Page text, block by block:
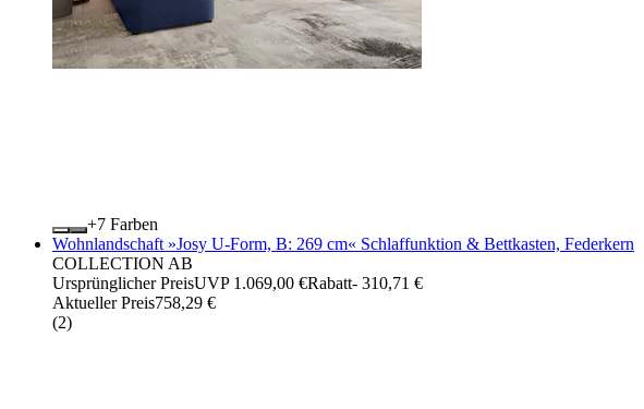
+
Farben
Wohnlandschaft »Josy U-Form, B: 269 cm« Schlaffunktion & Bettkasten, Federkern
COLLECTION AB
Ursprünglicher PreisUVP 1.069,00 €Rabatt- 310,71 €
Aktueller Preis758,29 €
(2)